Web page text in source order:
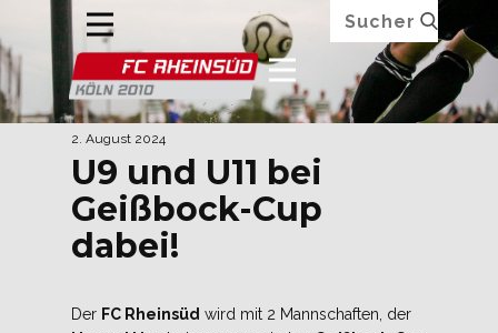
2. August 2024
U9 und U11 bei
Geißbock-Cup
dabei!
Der FC Rheinsüd wird mit 2 Mannschaften, der